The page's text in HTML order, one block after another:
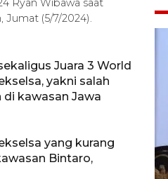
Ryan Wibawa saat
Jumat (5/7/2024).
Juara 3 World
yakni salah
kawasan Jawa
yang kurang
Bintaro,